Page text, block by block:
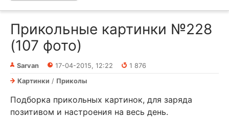
Прикольные картинки №228
(107 фото)
Sarvan 17-04-2015, 12:22
1 876
Картинки / Приколы
Подборка прикольных картинок, для заряда
позитивом и настроения на весь день.